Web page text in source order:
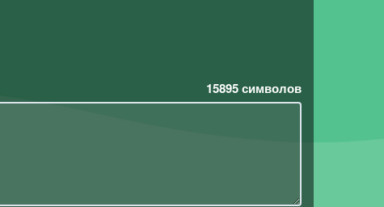
15895символов